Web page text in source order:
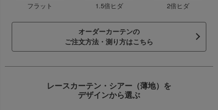
フラット 1.5倍ヒダ 2倍ヒダ
オーダーカーテンの
ご注文方法・測り方はこちら
レースカーテン・シアー（薄地）を
デザインから選ぶ